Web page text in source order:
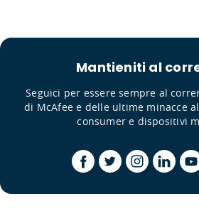
Mantieniti al
Seguici per essere sempre al
di McAfee e delle ultime minacce
consumer e dispositivi